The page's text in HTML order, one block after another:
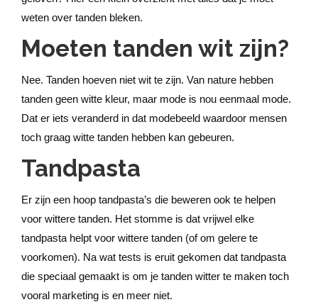
weten over tanden bleken.
Moeten tanden wit zijn?
Nee. Tanden hoeven niet wit te zijn. Van nature hebben
tanden geen witte kleur, maar mode is nou eenmaal mode.
Dat er iets veranderd in dat modebeeld waardoor mensen
toch graag witte tanden hebben kan gebeuren.
Tandpasta
Er zijn een hoop tandpasta’s die beweren ook te helpen
voor wittere tanden. Het stomme is dat vrijwel elke
tandpasta helpt voor wittere tanden (of om gelere te
voorkomen). Na wat tests is eruit gekomen dat tandpasta
die speciaal gemaakt is om je tanden witter te maken toch
vooral marketing is en meer niet.